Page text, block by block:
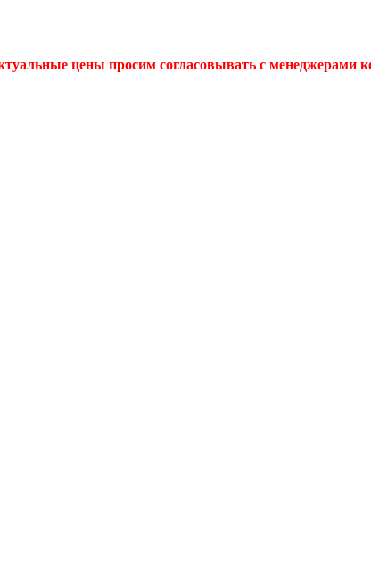
цены просим согласовывать с менеджерами